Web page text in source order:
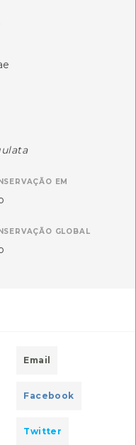
Viana
do-mar
EM
GLOBAL
Email
Facebook
Twitter